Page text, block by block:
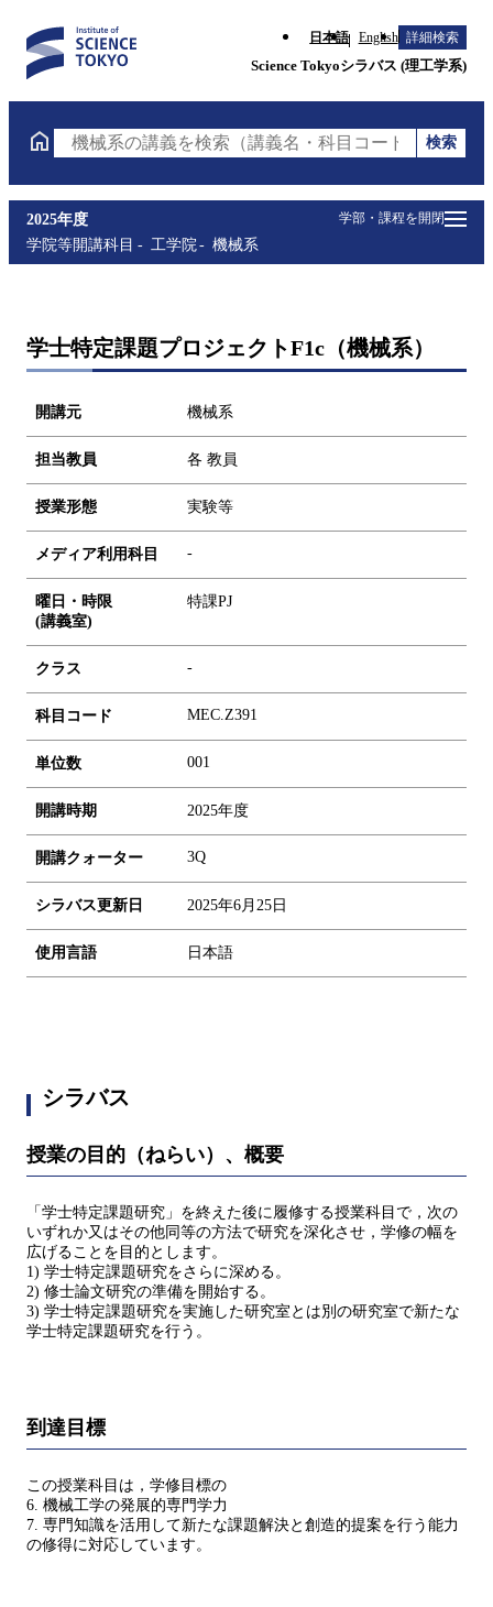
日本語 English 詳細検索
Science Tokyoシラバス (理工学系)
機械系の講義を検索（講義名・科目コード・担当教員
検索
学部・課程を開閉
2025年度
学院等開講科目
工学院 機械系
学士特定課題プロジェクトF1c（機械系）
開講元 機械系
担当教員 各 教員
授業形態 実験等
メディア利用科目 -
曜日・時限
(講義室)
特課PJ
クラス -
科目コード MEC.Z391
単位数 001
開講時期 2025年度
開講クォーター 3Q
シラバス更新日 2025年6月25日
使用言語 日本語
シラバス
授業の目的（ねらい）、概要
「学⼠特定課題研究」を終えた後に履修する授業科目で，次の
いずれか⼜はその他同等の⽅法で研究を深化させ，学修の幅を
広げることを目的とします。
1) 学⼠特定課題研究をさらに深める。
2) 修⼠論⽂研究の準備を開始する。
3) 学⼠特定課題研究を実施した研究室とは別の研究室で新たな
学⼠特定課題研究を⾏う。
到達目標
この授業科目は，学修目標の
6. 機械⼯学の発展的専門学⼒
7. 専門知識を活⽤して新たな課題解決と創造的提案を⾏う能⼒
の修得に対応しています。